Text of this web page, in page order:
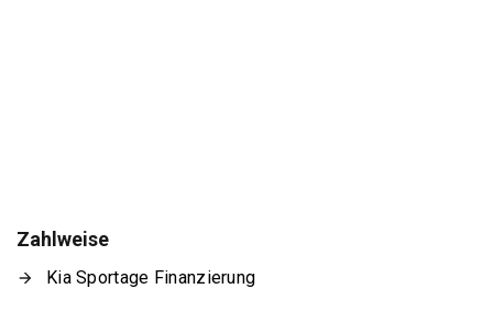
Zahlweise
Kia Sportage Finanzierung